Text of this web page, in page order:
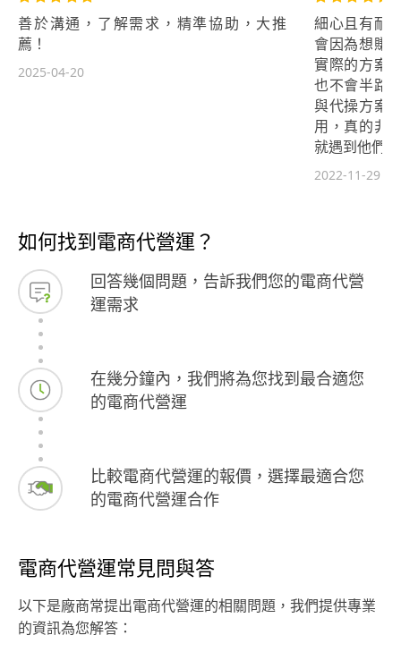
善於溝通，了解需求，精準協助，大推
薦！
2025-04-20
細心且有耐
會因為想賺
實際的方案
也不會半路
與代操方案
用，真的非
就遇到他們。
2022-11-29
如何找到電商代營運？
回答幾個問題，告訴我們您的電商代營
運需求
在幾分鐘內，我們將為您找到最合適您
的電商代營運
比較電商代營運的報價，選擇最適合您
的電商代營運合作
電商代營運常見問與答
以下是廠商常提出電商代營運的相關問題，我們提供專業
的資訊為您解答：